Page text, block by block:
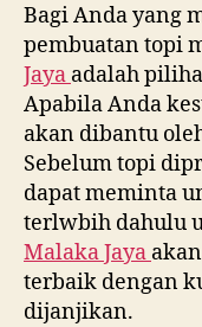
Bagi Anda yang
pembuatan topi
Jaya adalah
Apabila Anda
akan dibantu
Sebelum topi
dapat meminta
terlwbih dahulu
Malaka Jaya
terbaik dengan
dijanjikan.